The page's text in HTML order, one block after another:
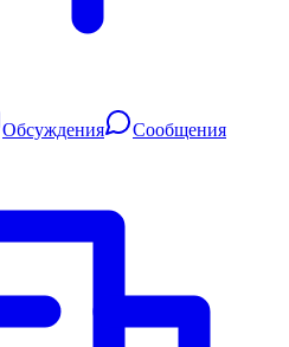
Обсуждения Сообщения